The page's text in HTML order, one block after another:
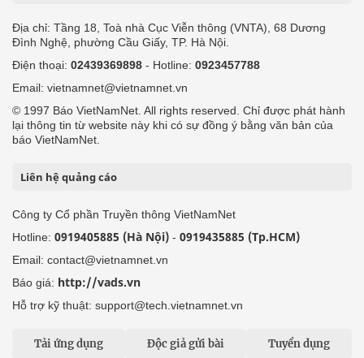
Địa chỉ: Tầng 18, Toà nhà Cục Viễn thông (VNTA), 68 Dương
Đình Nghệ, phường Cầu Giấy, TP. Hà Nội.
Điện thoại: 02439369898 - Hotline: 0923457788
Email: vietnamnet@vietnamnet.vn
© 1997 Báo VietNamNet. All rights reserved. Chỉ được phát hành
lại thông tin từ website này khi có sự đồng ý bằng văn bản của
báo VietNamNet.
Liên hệ quảng cáo
Công ty Cổ phần Truyền thông VietNamNet
Hotline: 0919405885 (Hà Nội) - 0919435885 (Tp.HCM)
Email: contact@vietnamnet.vn
Báo giá: http://vads.vn
Hỗ trợ kỹ thuật: support@tech.vietnamnet.vn
Tải ứng dụng Độc giả gửi bài Tuyển dụng